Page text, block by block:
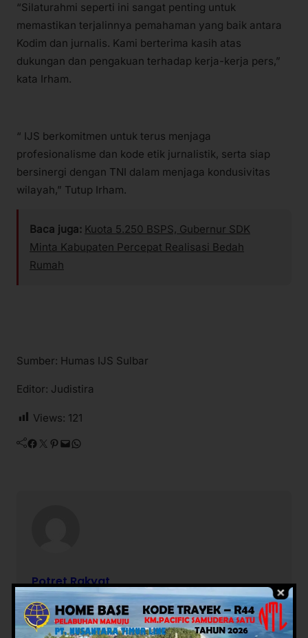
“Silaturahmi seperti ini sangat penting untuk
memastikan terjalinnya pemahaman yang baik antara
Kodim dan jurnalis. Kami berterima kasih atas
dukungan dan pengakuan terhadap kerja-kerja pers,”
kata Irham.
“ IJS berkomitmen untuk terus menjaga
profesionalisme dan kode etik jurnalistik, serta siap
bersinergi dengan TNI dalam menjaga kondusivitas
wilayah,” Tutup Irham.
Baca juga: Kuota 5.250 BSPS, Gubernur SDK
Minta Kabupaten Percepat Realisasi Bedah
Rumah
Sumber: Humas IJS Sulbar
Editor: Judistira
Views: 121
Facebook Twitter Pinterest Mail WhatsApp
Potret Rakyat
Berita Terkait